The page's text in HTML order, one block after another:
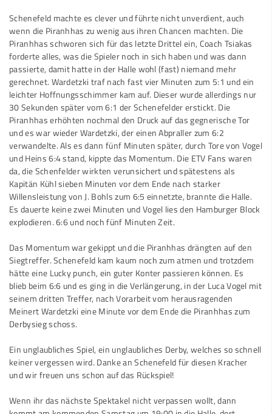
Schenefeld machte es clever und führte nicht unverdient, auch
wenn die Piranhhas zu wenig aus ihren Chancen machten. Die
Piranhhas schworen sich für das letzte Drittel ein, Coach Tsiakas
forderte alles, was die Spieler noch in sich haben und was dann
passierte, damit hatte in der Halle wohl (fast) niemand mehr
gerechnet. Wardetzki traf nach fast vier Minuten zum 5:1 und ein
leichter Hoffnungsschimmer kam auf. Dieser wurde allerdings nur
30 Sekunden später vom 6:1 der Schenefelder erstickt. Die
Piranhhas erhöhten nochmal den Druck auf das gegnerische Tor
und es war wieder Wardetzki, der einen Abpraller zum 6:2
verwandelte. Als es dann fünf Minuten später, durch Tore von Vogel
und Heins 6:4 stand, kippte das Momentum. Die ETV Fans waren
da, die Schenfelder wirkten verunsichert und spätestens als
Kapitän Kühl sieben Minuten vor dem Ende nach starker
Willensleistung von J. Bohls zum 6:5 einnetzte, brannte die Halle.
Es dauerte keine zwei Minuten und Vogel lies den Hamburger Block
explodieren. 6:6 und noch fünf Minuten Zeit.
Das Momentum war gekippt und die Piranhhas drängten auf den
Siegtreffer. Schenefeld kam kaum noch zum atmen und trotzdem
hätte eine Lucky punch, ein guter Konter passieren können. Es
blieb beim 6:6 und es ging in die Verlängerung, in der Luca Vogel mit
seinem dritten Treffer, nach Vorarbeit vom herausragenden
Meinert Wardetzki eine Minute vor dem Ende die Piranhhas zum
Derbysieg schoss.
Ein unglaubliches Spiel, ein unglaubliches Derby, welches so schnell
keiner vergessen wird. Danke an Schenefeld für diesen Kracher
und wir freuen uns schon auf das Rückspiel!
Wenn ihr das nächste Spektakel nicht verpassen wollt, dann